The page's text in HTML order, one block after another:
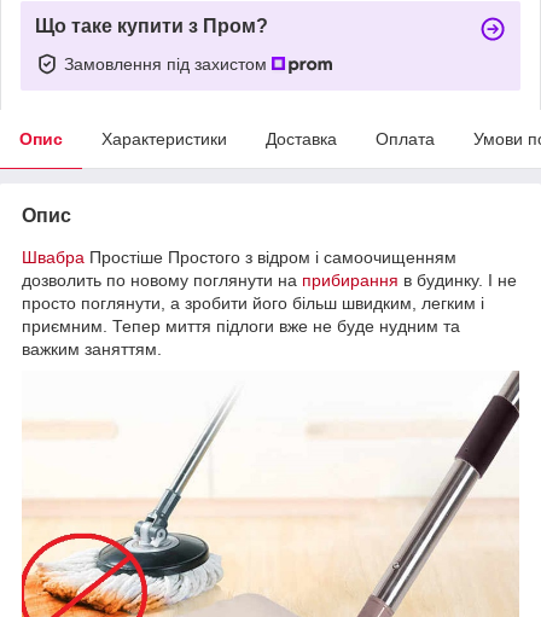
Що таке купити з Пром?
Замовлення під захистом
Опис Характеристики Доставка Оплата Умови
Опис
Швабра Простіше Простого з відром і самоочищенням
дозволить по новому поглянути на прибирання в будинку. І не
просто поглянути, а зробити його більш швидким, легким і
приємним. Тепер миття підлоги вже не буде нудним та
важким заняттям.